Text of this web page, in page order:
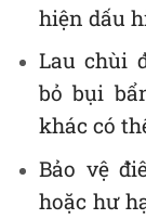
hiện dấu
Lau chùi
bỏ bụi
khác có
Bảo vệ
hoặc hư